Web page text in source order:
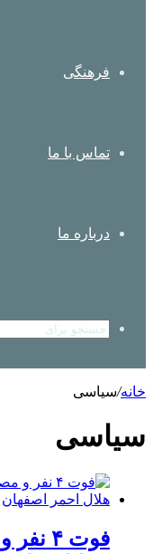
فرهنگی
تماس با ما
درباره ما
خانه/سیاسی
سیاسی